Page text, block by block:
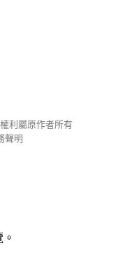
利屬原作者所有
聲明